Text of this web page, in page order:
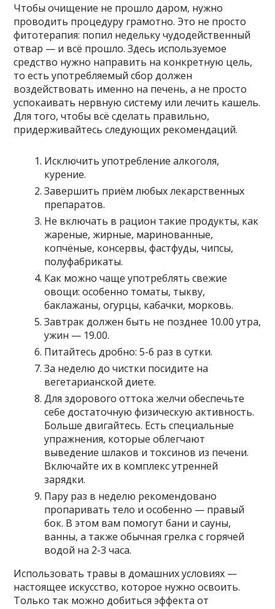
Чтобы очищение не прошло даром, нужно
проводить процедуру грамотно. Это не просто
фитотерапия: попил недельку чудодейственный
отвар — и всё прошло. Здесь используемое
средство нужно направить на конкретную цель,
то есть употребляемый сбор должен
воздействовать именно на печень, а не просто
успокаивать нервную систему или лечить кашель.
Для того, чтобы всё сделать правильно,
придерживайтесь следующих рекомендаций.
Исключить употребление алкоголя,
курение.
Завершить приём любых лекарственных
препаратов.
Не включать в рацион такие продукты, как
жареные, жирные, маринованные,
копчёные, консервы, фастфуды, чипсы,
полуфабрикаты.
Как можно чаще употреблять свежие
овощи: особенно томаты, тыкву,
баклажаны, огурцы, кабачки, морковь.
Завтрак должен быть не позднее 10.00 утра,
ужин — 19.00.
Питайтесь дробно: 5-6 раз в сутки.
За неделю до чистки посидите на
вегетарианской диете.
Для здорового оттока желчи обеспечьте
себе достаточную физическую активность.
Больше двигайтесь. Есть специальные
упражнения, которые облегчают
выведение шлаков и токсинов из печени.
Включайте их в комплекс утренней
зарядки.
Пару раз в неделю рекомендовано
пропаривать тело и особенно — правый
бок. В этом вам помогут бани и сауны,
ванны, а также обычная грелка с горячей
водой на 2-3 часа.
Использовать травы в домашних условиях —
настоящее искусство, которое нужно освоить.
Только так можно добиться эффекта от